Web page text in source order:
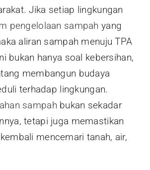
Jika setiap lingkungan
pengelolaan sampah yang
aliran sampah menuju TPA
bukan hanya soal kebersihan,
membangun budaya
terhadap lingkungan.
sampah bukan sekadar
tetapi juga memastikan
mencemari tanah, air,